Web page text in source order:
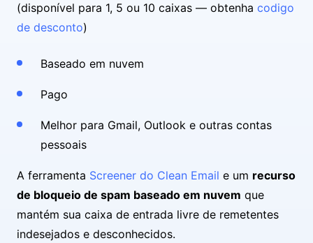
(disponível para 1, 5 ou 10 caixas — obtenha codigo
de desconto)
Baseado em nuvem
Pago
Melhor para Gmail, Outlook e outras contas
pessoais
A ferramenta Screener do Clean Email e um recurso
de bloqueio de spam baseado em nuvem que
mantém sua caixa de entrada livre de remetentes
indesejados e desconhecidos.